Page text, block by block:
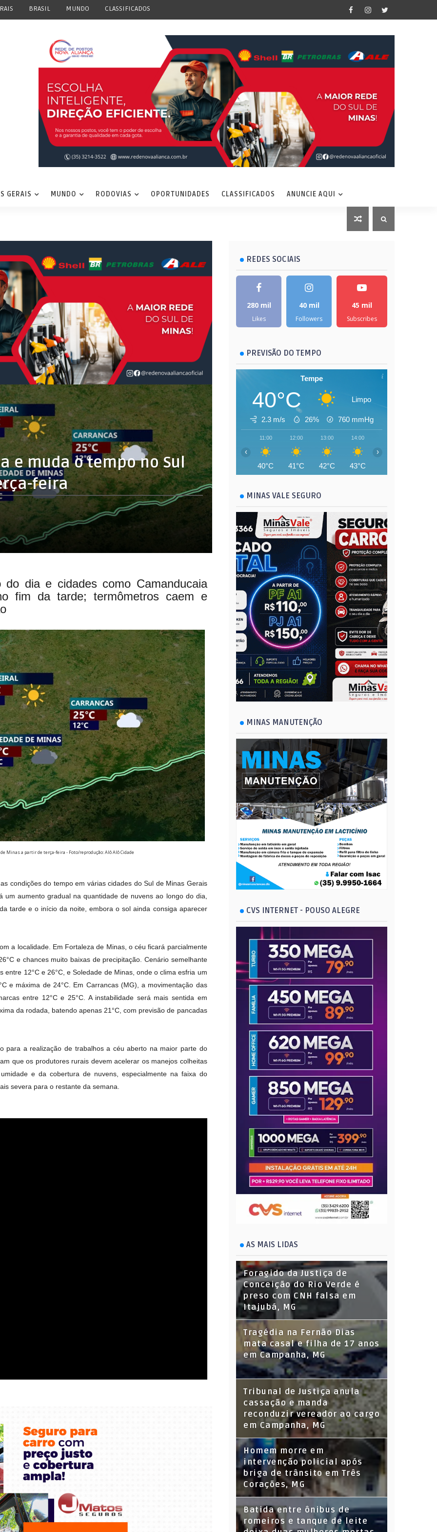
BRASIL MUNDO CLASSIFICADOS
GERAIS MUNDO RODOVIAS OPORTUNIDADES CLASSIFICADOS ANUNCIE AQUI
e muda o tempo no Sul
feira
do dia e cidades como Camanducaia
fim da tarde; termômetros caem e
Minas a partir de terça-feira - Foto/reprodução: Alô Alô Cidade
condições do tempo em várias cidades do Sul de Minas Gerais
aumento gradual na quantidade de nuvens ao longo do dia,
tarde e o início da noite, embora o sol ainda consiga aparecer
a localidade. Em Fortaleza de Minas, o céu ficará parcialmente
e chances muito baixas de precipitação. Cenário semelhante
12°C e 26°C, e Soledade de Minas, onde o clima esfria um
e máxima de 24°C. Em Carrancas (MG), a movimentação das
entre 12°C e 25°C. A instabilidade será mais sentida em
da rodada, batendo apenas 21°C, com previsão de pancadas
para a realização de trabalhos a céu aberto na maior parte do
que os produtores rurais devem acelerar os manejos colheitas
e da cobertura de nuvens, especialmente na faixa do
severa para o restante da semana.
REDES SOCIAIS
280 mil
Likes
40 mil
Followers
45 mil
Subscribes
PREVISÃO DO TEMPO
Tempe
40°C Limpo
2.3 m/s 26% 760 mmHg
11:00
40°C
12:00
41°C
13:00
42°C
14:00
43°C
‹ ›
MINAS VALE SEGURO
MINAS MANUTENÇÃO
CVS INTERNET - POUSO ALEGRE
AS MAIS LIDAS
Foragido da Justiça de
Conceição do Rio Verde é
preso com CNH falsa em
Itajubá, MG
Tragédia na Fernão Dias
mata casal e filha de 17 anos
em Campanha, MG
Tribunal de Justiça anula
cassação e manda
reconduzir vereador ao cargo
em Campanha, MG
Homem morre em
intervenção policial após
briga de trânsito em Três
Corações, MG
Batida entre ônibus de
romeiros e tanque de leite